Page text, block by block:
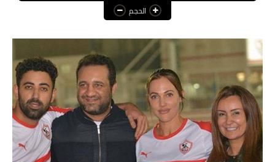
عالم المرأة
فن وثقافة
أخبار مصر
أخبار عربية
أخبار النجوم
أخبار العالم
الحجم